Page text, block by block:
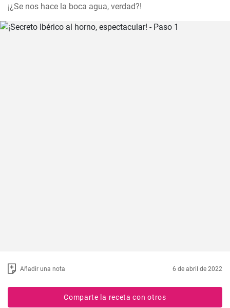
¡¿Se nos hace la boca agua, verdad?!
Añadir una nota 6 de abril de 2022
Comparte la receta con otros